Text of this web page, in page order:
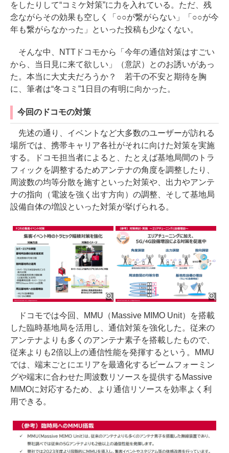
をしたりして“コミケ対策”に力を入れている。ただ、残
念ながらその効果も空しく「○○が繋がらない」「○○が今
年も繋がらなかった」といった投稿も少なくない。
そんな中、NTTドコモから「今年の通信対策はすごい
から、当日見に来て欲しい」（意訳）とのお誘いがあっ
た。本当に大丈夫だろうか？ 若干の不安と期待を胸
に、筆者は“冬コミ”1日目の有明に向かった。
今回のドコモの対策
先述の通り、イベントなど大多数のユーザーが訪れる
場所では、携帯キャリア各社がそれに向けた対策を実施
する。ドコモ担当者によると、たとえば基地局間のトラ
フィックを調整するためアンテナの角度を調整したり、
周波数の均等分散を施すといった対策や、出力やアンテ
ナの指向（電波を強く出す方向）の調整、そして基地局
設備自体の増設といった対策が挙げられる。
ドコモでは今回、MMU（Massive MIMO Unit）を搭載
した臨時基地局を活用し、通信対策を強化した。従来の
アンテナよりも多くのアンテナ素子を搭載したもので、
従来よりも2倍以上の通信性能を発揮するという。MMU
では、端末ごとにエリアを最適化するビームフォーミン
グや端末に合わせた周波数リソースを提供するMassive
MIMOに対応するため、より通信リソースを効率よく利
用できる。